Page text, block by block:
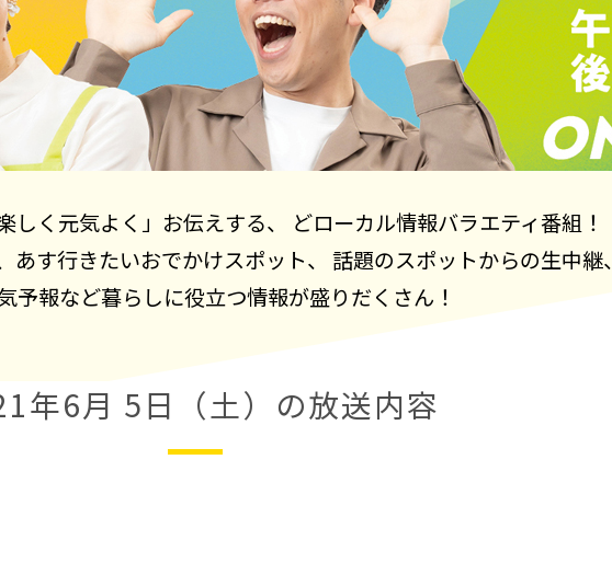
しく元気よく」お伝えする、 どローカル情報バラエティ番組！
あす行きたいおでかけスポット、 話題のスポットからの生中継、
予報など暮らしに役立つ情報が盛りだくさん！
年6月 5日（土）の放送内容